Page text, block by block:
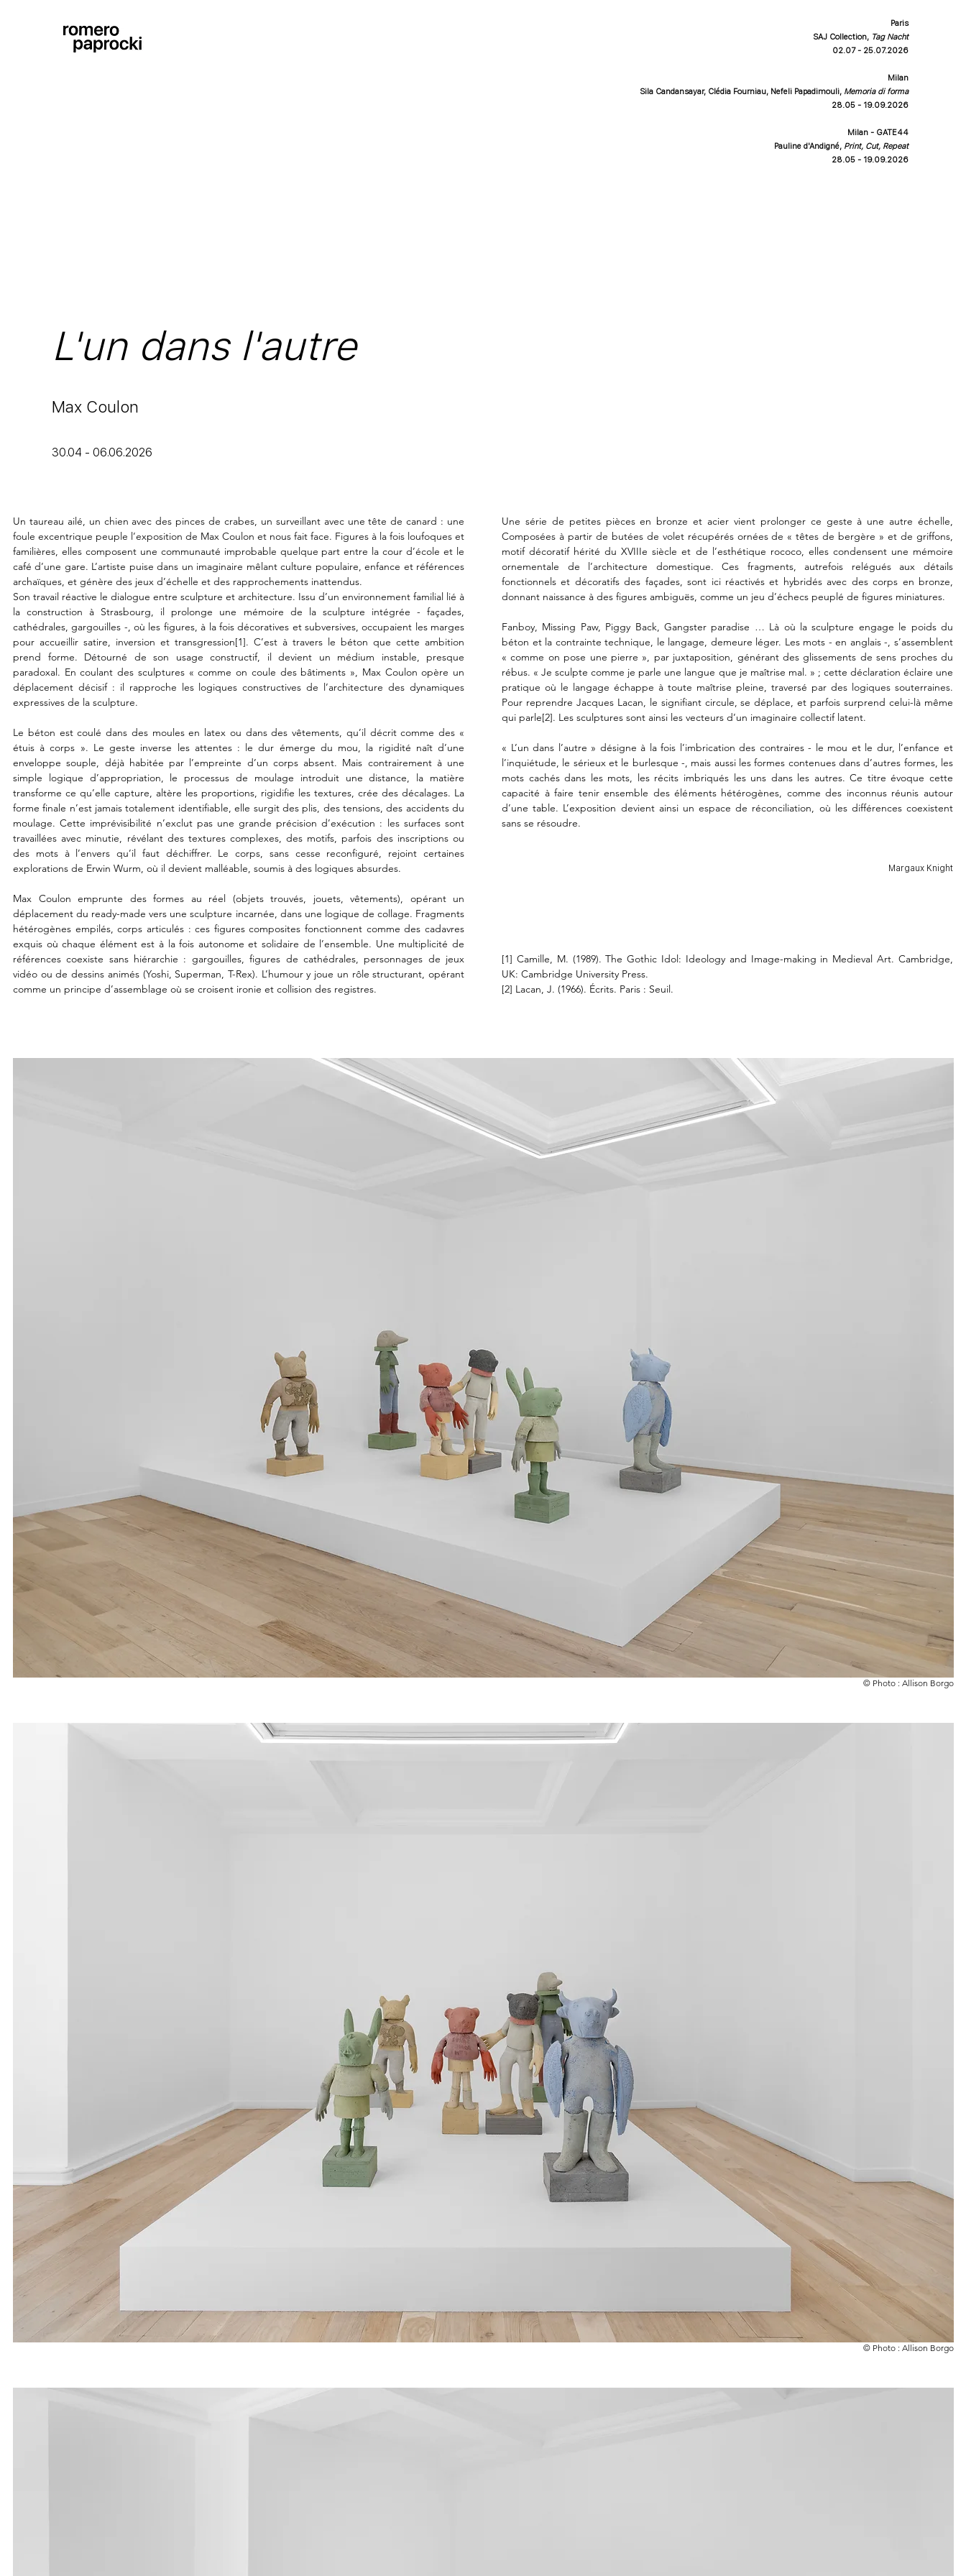
Paris
SAJ Collection, Tag Nacht
02.07 - 25.07.2026
Milan
Sila Candansayar, Clédia Fourniau, Nefeli Papadimouli, Memoria di forma
28.05 - 19.09.2026
Milan - GATE44
Pauline d'Andigné, Print, Cut, Repeat
28.05 - 19.09.2026
L'un dans l'autre
Max Coulon
30.04 - 06.06.2026
Un taureau ailé, un chien avec des pinces de crabes, un surveillant avec une tête de canard : une
foule excentrique peuple l’exposition de Max Coulon et nous fait face. Figures à la fois loufoques et
familières, elles composent une communauté improbable quelque part entre la cour d’école et le
café d’une gare. L’artiste puise dans un imaginaire mêlant culture populaire, enfance et références
archaïques, et génère des jeux d’échelle et des rapprochements inattendus.
Son travail réactive le dialogue entre sculpture et architecture. Issu d’un environnement familial lié à
la construction à Strasbourg, il prolonge une mémoire de la sculpture intégrée - façades,
cathédrales, gargouilles -, où les figures, à la fois décoratives et subversives, occupaient les marges
pour accueillir satire, inversion et transgression[1]. C’est à travers le béton que cette ambition
prend forme. Détourné de son usage constructif, il devient un médium instable, presque
paradoxal. En coulant des sculptures « comme on coule des bâtiments », Max Coulon opère un
déplacement décisif : il rapproche les logiques constructives de l’architecture des dynamiques
expressives de la sculpture.
Le béton est coulé dans des moules en latex ou dans des vêtements, qu’il décrit comme des «
étuis à corps ». Le geste inverse les attentes : le dur émerge du mou, la rigidité naît d’une
enveloppe souple, déjà habitée par l’empreinte d’un corps absent. Mais contrairement à une
simple logique d’appropriation, le processus de moulage introduit une distance, la matière
transforme ce qu’elle capture, altère les proportions, rigidifie les textures, crée des décalages. La
forme finale n’est jamais totalement identifiable, elle surgit des plis, des tensions, des accidents du
moulage. Cette imprévisibilité n’exclut pas une grande précision d’exécution : les surfaces sont
travaillées avec minutie, révélant des textures complexes, des motifs, parfois des inscriptions ou
des mots à l’envers qu’il faut déchiffrer. Le corps, sans cesse reconfiguré, rejoint certaines
explorations de Erwin Wurm, où il devient malléable, soumis à des logiques absurdes.
Max Coulon emprunte des formes au réel (objets trouvés, jouets, vêtements), opérant un
déplacement du ready-made vers une sculpture incarnée, dans une logique de collage. Fragments
hétérogènes empilés, corps articulés : ces figures composites fonctionnent comme des cadavres
exquis où chaque élément est à la fois autonome et solidaire de l’ensemble. Une multiplicité de
références coexiste sans hiérarchie : gargouilles, figures de cathédrales, personnages de jeux
vidéo ou de dessins animés (Yoshi, Superman, T-Rex). L’humour y joue un rôle structurant, opérant
comme un principe d’assemblage où se croisent ironie et collision des registres.
Une série de petites pièces en bronze et acier vient prolonger ce geste à une autre échelle,
Composées à partir de butées de volet récupérés ornées de « têtes de bergère » et de griffons,
motif décoratif hérité du XVIIIe siècle et de l’esthétique rococo, elles condensent une mémoire
ornementale de l’architecture domestique. Ces fragments, autrefois relégués aux détails
fonctionnels et décoratifs des façades, sont ici réactivés et hybridés avec des corps en bronze,
donnant naissance à des figures ambiguës, comme un jeu d’échecs peuplé de figures miniatures.
Fanboy, Missing Paw, Piggy Back, Gangster paradise … Là où la sculpture engage le poids du
béton et la contrainte technique, le langage, demeure léger. Les mots - en anglais -, s’assemblent
« comme on pose une pierre », par juxtaposition, générant des glissements de sens proches du
rébus. « Je sculpte comme je parle une langue que je maîtrise mal. » ; cette déclaration éclaire une
pratique où le langage échappe à toute maîtrise pleine, traversé par des logiques souterraines.
Pour reprendre Jacques Lacan, le signifiant circule, se déplace, et parfois surprend celui-là même
qui parle[2]. Les sculptures sont ainsi les vecteurs d’un imaginaire collectif latent.
« L’un dans l’autre » désigne à la fois l’imbrication des contraires - le mou et le dur, l’enfance et
l’inquiétude, le sérieux et le burlesque -, mais aussi les formes contenues dans d’autres formes, les
mots cachés dans les mots, les récits imbriqués les uns dans les autres. Ce titre évoque cette
capacité à faire tenir ensemble des éléments hétérogènes, comme des inconnus réunis autour
d’une table. L’exposition devient ainsi un espace de réconciliation, où les différences coexistent
sans se résoudre.
[1] Camille, M. (1989). The Gothic Idol: Ideology and Image-making in Medieval Art. Cambridge,
UK: Cambridge University Press.
[2] Lacan, J. (1966). Écrits. Paris : Seuil.
Margaux Knight
© Photo : Allison Borgo
© Photo : Allison Borgo